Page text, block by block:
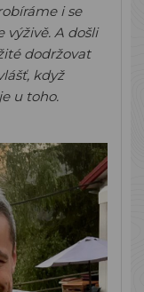
i se
výživě. A došli
dodržovat
když
u toho.